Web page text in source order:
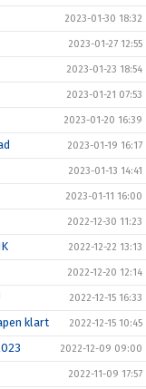
2023-01-30 18:32
2023-01-27 12:55
2023-01-23 18:54
2023-01-21 07:53
2023-01-20 16:39
2023-01-19 16:17
2023-01-13 14:41
2023-01-11 16:00
2022-12-30 11:23
2022-12-22 13:13
2022-12-20 12:14
2022-12-15 16:33
klart 2022-12-15 10:45
2022-12-09 09:00
2022-11-09 17:57